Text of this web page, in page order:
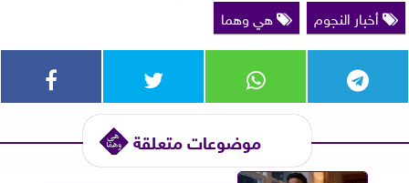
أخبار النجوم
هي وهما
موضوعات متعلقة